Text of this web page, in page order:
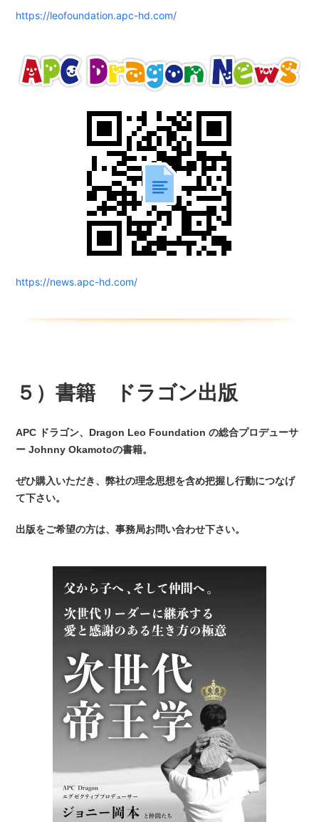
https://leofoundation.apc-hd.com/
https://news.apc-hd.com/
５）書籍 ドラゴン出版
APC ドラゴン、Dragon Leo Foundation の総合プロデューサ
ー Johnny Okamotoの書籍。
ぜひ購入いただき、弊社の理念思想を含め把握し行動につなげ
て下さい。
出版をご希望の方は、事務局お問い合わせ下さい。